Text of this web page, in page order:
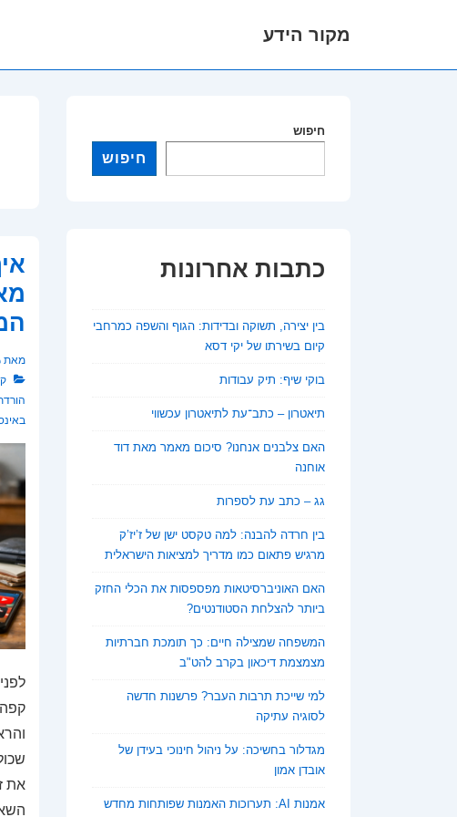
מקור הידע
מאת
את
חיפוש
חיפוש
כתבות אחרונות
בין יצירה, תשוקה ובדידות: הגוף והשפה כמרחבי
קיום בשירתו של יקי דסא
בוקי שיף: תיק עבודות
תיאטרון – כתב־עת לתיאטרון עכשווי
האם צלבנים אנחנו? סיכום מאמר מאת דוד
אוחנה
גג – כתב עת לספרות
בין חרדה להבנה: למה טקסט ישן של ז’יז’ק
מרגיש פתאום כמו מדריך למציאות הישראלית
האם האוניברסיטאות מפספסות את הכלי החזק
ביותר להצלחת הסטודנטים?
המשפחה שמצילה חיים: כך תומכת חברתיות
מצמצמת דיכאון בקרב להט"ב
למי שייכת תרבות העבר? פרשנות חדשה
לסוגיה עתיקה
מגדלור בחשיכה: על ניהול חינוכי בעידן של
אובדן אמון
אמנות AI: תערוכות האמנות שפותחות מחדש